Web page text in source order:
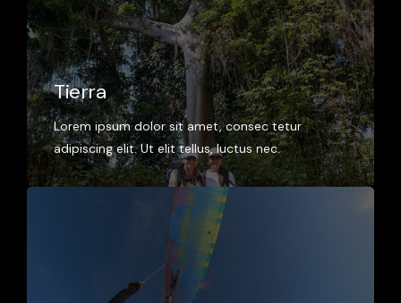
Tierra
Lorem ipsum dolor sit amet, consec tetur
adipiscing elit. Ut elit tellus, luctus nec.